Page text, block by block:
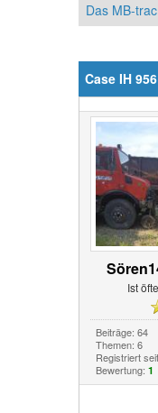
Das MB-
Case IH
Ist
Beiträge: 64
Themen: 6
Registriert
Bewertung: 1